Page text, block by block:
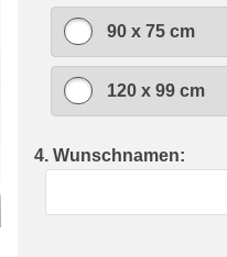
90 x 75 cm
120 x 99 cm
4. Wunschnamen: